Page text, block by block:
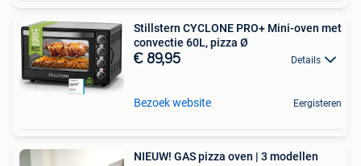
Stillstern CYCLONE PRO+ Mini-oven met
convectie 60L, pizza Ø
€ 89,95 Details
Bezoek website Eergisteren
NIEUW! GAS pizza oven | 3 modellen